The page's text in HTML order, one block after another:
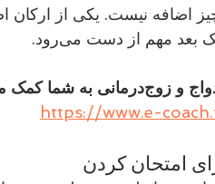
https://www.e-